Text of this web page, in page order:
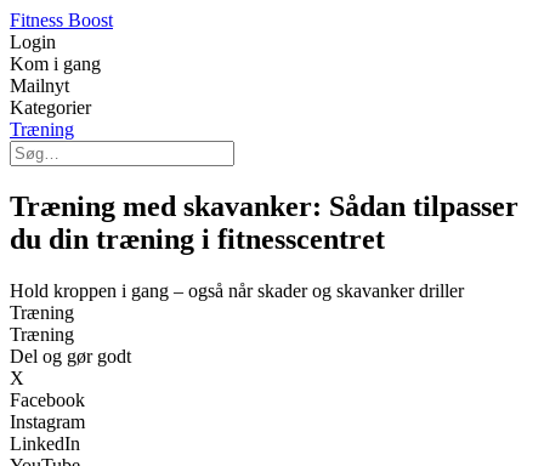
Fitness Boost
Login
Kom i gang
Mailnyt
Kategorier
Træning
Træning med skavanker: Sådan tilpasser
du din træning i fitnesscentret
Hold kroppen i gang – også når skader og skavanker driller
Træning
Træning
Del og gør godt
X
Facebook
Instagram
LinkedIn